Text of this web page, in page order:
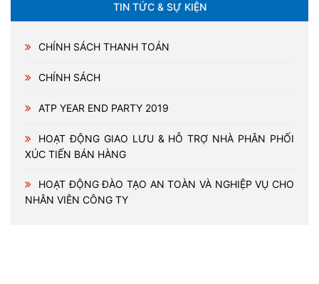
TIN TỨC & SỰ KIỆN
CHÍNH SÁCH THANH TOÁN
CHÍNH SÁCH
ATP YEAR END PARTY 2019
HOẠT ĐỘNG GIAO LƯU & HỖ TRỢ NHÀ PHÂN PHỐI
XÚC TIẾN BÁN HÀNG
HOẠT ĐỘNG ĐÀO TẠO AN TOÀN VÀ NGHIỆP VỤ CHO
NHÂN VIÊN CÔNG TY